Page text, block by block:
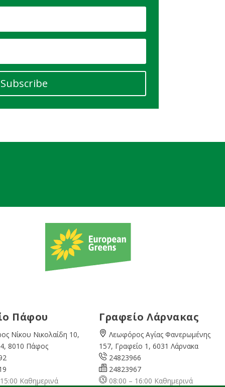
Subscribe
Πάφου
Νίκου Νικολαίδη 10,
8010 Πάφος
Καθημερινά
Γραφείο Λάρνακας
Λεωφόρος Αγίας Φανερωμένης
157, Γραφείο 1, 6031 Λάρνακα
24823966
24823967
08:00 – 16:00 Καθημερινά